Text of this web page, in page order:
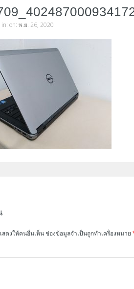
in: on: พ.ย. 26, 2020
ดงให้คนอื่นเห็นช่องข้อมูลจำเป็นถูกทำเครื่องหมาย